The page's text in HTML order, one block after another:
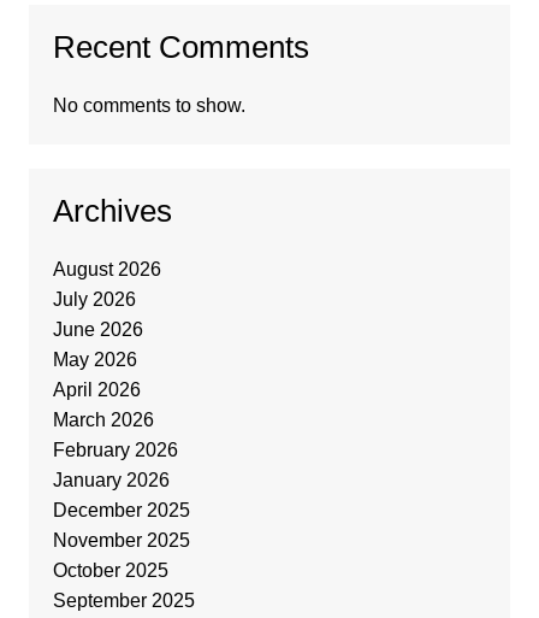
Recent Comments
No comments to show.
Archives
August 2026
July 2026
June 2026
May 2026
April 2026
March 2026
February 2026
January 2026
December 2025
November 2025
October 2025
September 2025